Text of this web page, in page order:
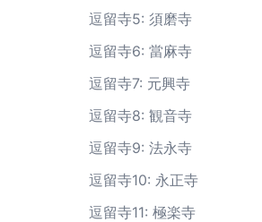
逗留寺5: 須磨寺
逗留寺6: 當麻寺
逗留寺7: 元興寺
逗留寺8: 観音寺
逗留寺9: 法永寺
逗留寺10: 永正寺
逗留寺11: 極楽寺